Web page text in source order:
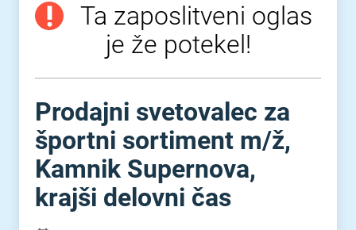
Ta zaposlitveni oglas
je že potekel!
Prodajni svetovalec za
športni sortiment m⁠/⁠ž,
Kamnik Supernova,
krajši delovni čas